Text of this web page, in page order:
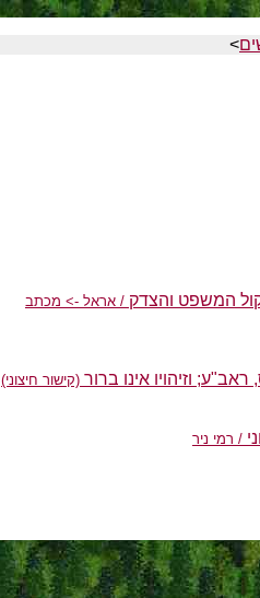
>
המשפט והצדק / אראל -> מכתב
וזיהויו אינו ברור (קישור חיצוני)
/ רמי ניר